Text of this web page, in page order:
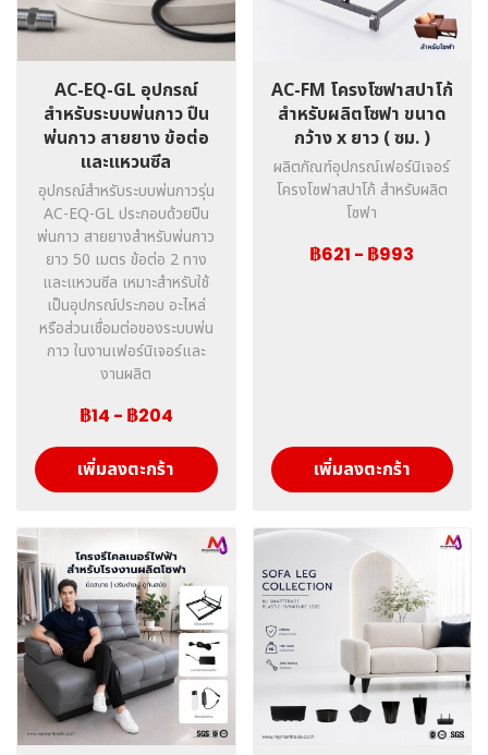
AC-EQ-GL อุปกรณ์
สำหรับระบบพ่นกาว ปืน
พ่นกาว สายยาง ข้อต่อ
และแหวนซีล
อุปกรณ์สำหรับระบบพ่นกาวรุ่น
AC-EQ-GL ประกอบด้วยปืน
พ่นกาว สายยางสำหรับพ่นกาว
ยาว 50 เมตร ข้อต่อ 2 ทาง
และแหวนซีล เหมาะสำหรับใช้
เป็นอุปกรณ์ประกอบ อะไหล่
หรือส่วนเชื่อมต่อของระบบพ่น
กาว ในงานเฟอร์นิเจอร์และ
งานผลิต
฿14 - ฿204
เพิ่มลงตะกร้า
AC-FM โครงโซฟาสปาโก้
สำหรับผลิตโซฟา ขนาด
กว้าง x ยาว ( ซม. )
ผลิตภัณฑ์อุปกรณ์เฟอร์นิเจอร์
โครงโซฟาสปาโก้ สำหรับผลิต
โซฟา
฿621 - ฿993
เพิ่มลงตะกร้า